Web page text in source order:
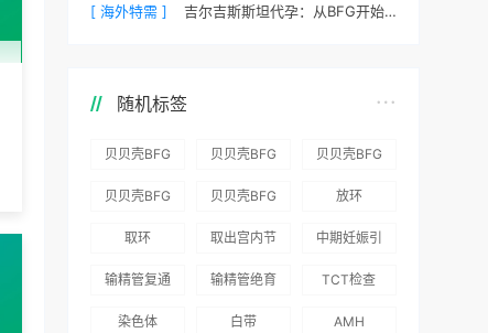
[ 海外特需 ] 吉尔吉斯斯坦代孕：从BFG开始您的新生活
随机标签
贝贝壳BFG
坦就诊患者
贝贝壳BFG
96.3%，“医
得分最高
贝贝壳BFG
划”：抱娃
贝贝壳BFG
资源库志愿
贝贝壳BFG
海外辅助生
放环
取环
取出宫内节
中期妊娠引
输精管复通
输精管绝育
TCT检查
染色体 白带 AMH